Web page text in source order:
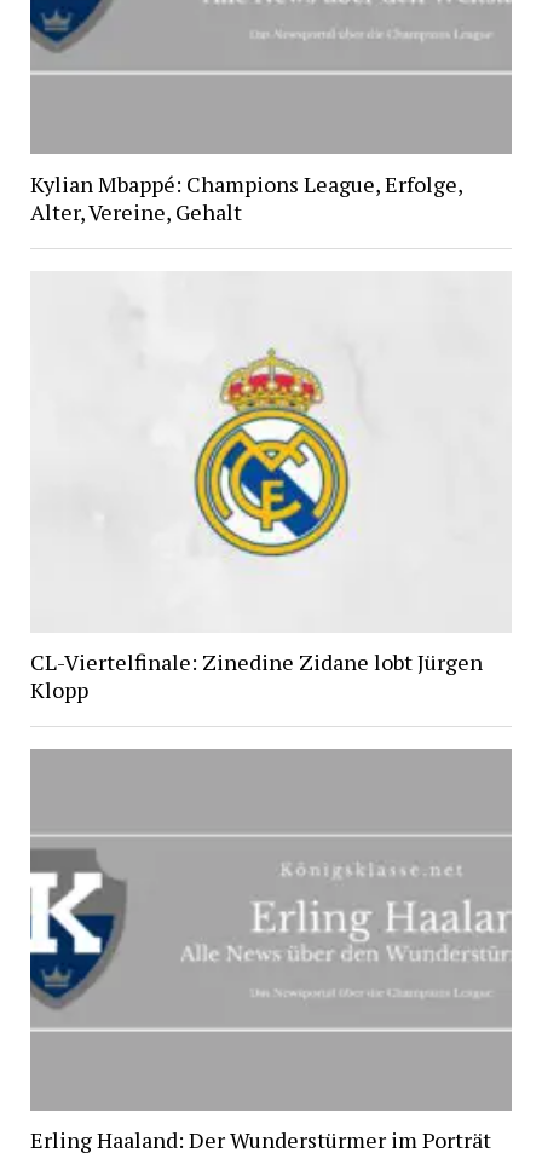
Kylian Mbappé: Champions League, Erfolge,
Alter, Vereine, Gehalt
CL-Viertelfinale: Zinedine Zidane lobt Jürgen
Klopp
Erling Haaland: Der Wunderstürmer im Porträt